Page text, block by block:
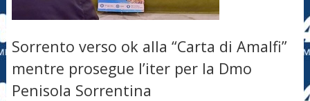
Sorrento verso ok alla “Carta di Amalfi”
mentre prosegue l’iter per la Dmo
Penisola Sorrentina